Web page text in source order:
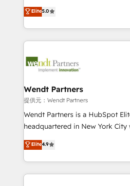
partner, we know how important
That's why we have developed a
technology and people with each
strive for optimal customer
one of HubSpot's most
capable Agency Partners globally. We specialise in
complex CRM migrations,
integrations, custom CMS
businesses. Our teams are based in North America
Implementation Certified
to their advisory council. We strive to do 'good work
with good people' and have
brands. You can see some of
Elite5.0
Wendt Partners
提供元：Wendt Partners
Wendt Partners is a HubSpot
headquartered in New York
Toronto, London and Melbourne. As a global
HubSpot partner, we specialize
sophisticated B2B companies
HubSpot CRM platform across
Elite4.9